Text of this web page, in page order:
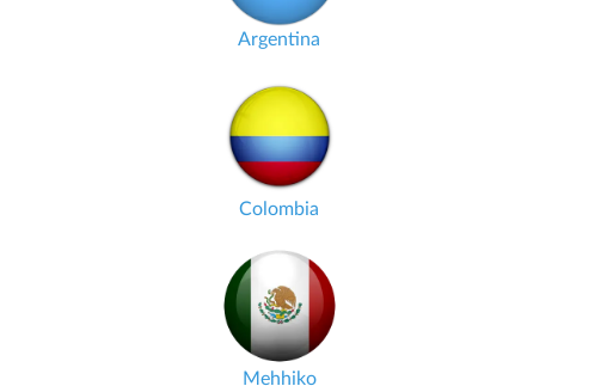
Argentina
Colombia
Mehhiko